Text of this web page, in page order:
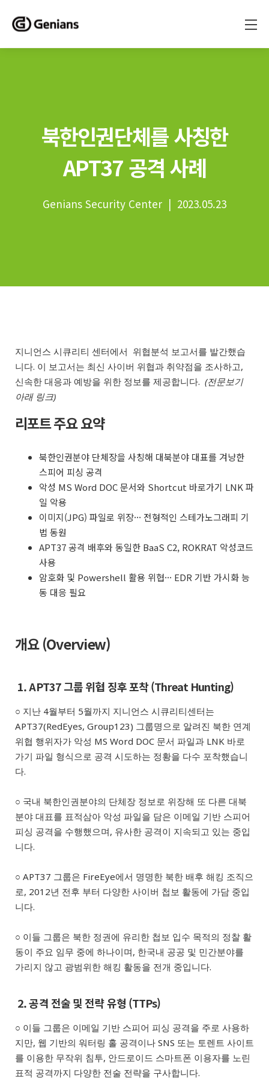
북한인권단체를 사칭한
APT37 공격 사례
Genians Security Center | 2023.05.23
지니언스 시큐리티 센터에서 위협분석 보고서를 발간했습
니다. 이 보고서는 최신 사이버 위협과 취약점을 조사하고,
신속한 대응과 예방을 위한 정보를 제공합니다. (전문보기
아래 링크)
리포트 주요 요약
북한인권분야 단체장을 사칭해 대북분야 대표를 겨냥한
스피어 피싱 공격
악성 MS Word DOC 문서와 Shortcut 바로가기 LNK 파
일 악용
이미지(JPG) 파일로 위장··· 전형적인 스테가노그래피 기
법 동원
APT37 공격 배후와 동일한 BaaS C2, ROKRAT 악성코드
사용
암호화 및 Powershell 활용 위협··· EDR 기반 가시화 능
동 대응 필요
개요 (Overview)
1. APT37 그룹 위협 징후 포착 (Threat Hunting)
○ 지난 4월부터 5월까지 지니언스 시큐리티센터는
APT37(RedEyes, Group123) 그룹명으로 알려진 북한 연계
위협 행위자가 악성 MS Word DOC 문서 파일과 LNK 바로
가기 파일 형식으로 공격 시도하는 정황을 다수 포착했습니
다.
○ 국내 북한인권분야의 단체장 정보로 위장해 또 다른 대북
분야 대표를 표적삼아 악성 파일을 담은 이메일 기반 스피어
피싱 공격을 수행했으며, 유사한 공격이 지속되고 있는 중입
니다.
○ APT37 그룹은 FireEye에서 명명한 북한 배후 해킹 조직으
로, 2012년 전후 부터 다양한 사이버 첩보 활동에 가담 중입
니다.
○ 이들 그룹은 북한 정권에 유리한 첩보 입수 목적의 정찰 활
동이 주요 임무 중에 하나이며, 한국내 공공 및 민간분야를
가리지 않고 광범위한 해킹 활동을 전개 중입니다.
2. 공격 전술 및 전략 유형 (TTPs)
○ 이들 그룹은 이메일 기반 스피어 피싱 공격을 주로 사용하
지만, 웹 기반의 워터링 홀 공격이나 SNS 또는 토렌트 사이트
를 이용한 무작위 침투, 안드로이드 스마트폰 이용자를 노린
표적 공격까지 다양한 전술 전략을 구사합니다.